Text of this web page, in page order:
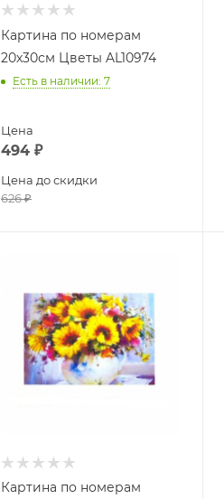
Картина по номерам
20х30см Цветы AL10974
Есть в наличии: 7
Цена
494 ₽
Цена до скидки
626₽
Картина по номерам